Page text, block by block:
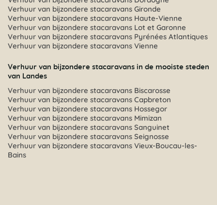
Verhuur van bijzondere stacaravans Gironde
Verhuur van bijzondere stacaravans Haute-Vienne
Verhuur van bijzondere stacaravans Lot et Garonne
Verhuur van bijzondere stacaravans Pyrénées Atlantiques
Verhuur van bijzondere stacaravans Vienne
Verhuur van bijzondere stacaravans in de mooiste steden
van Landes
Verhuur van bijzondere stacaravans Biscarosse
Verhuur van bijzondere stacaravans Capbreton
Verhuur van bijzondere stacaravans Hossegor
Verhuur van bijzondere stacaravans Mimizan
Verhuur van bijzondere stacaravans Sanguinet
Verhuur van bijzondere stacaravans Seignosse
Verhuur van bijzondere stacaravans Vieux-Boucau-les-
Bains